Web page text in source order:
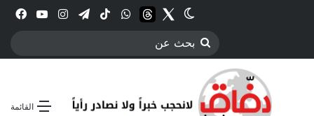
انستقرامتيلقرام‫TikTokواتسابthreadsTwitter
الوضع المظلم
بحث
القائمة